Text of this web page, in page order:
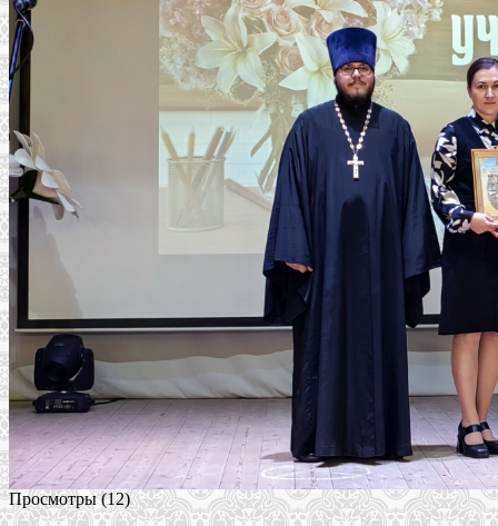
Просмотры (12)